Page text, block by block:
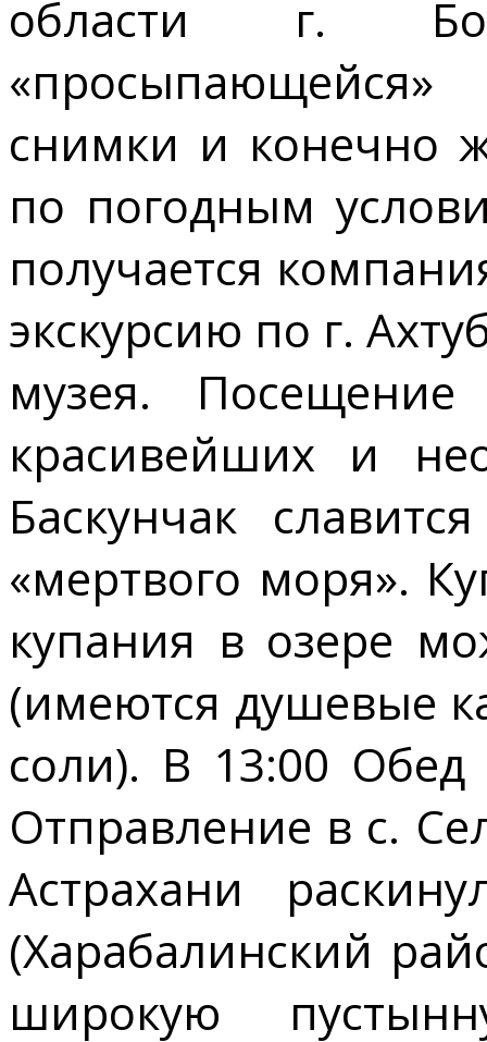
области г.
снимки и конечно
по погодным
получается
экскурсию по г.
музея.
красивейших и
Баскунчак
«мертвого моря».
купания в озере
(имеются душевые
соли). В 13:00
Отправление в с.
Астрахани
(Харабалинский
широкую